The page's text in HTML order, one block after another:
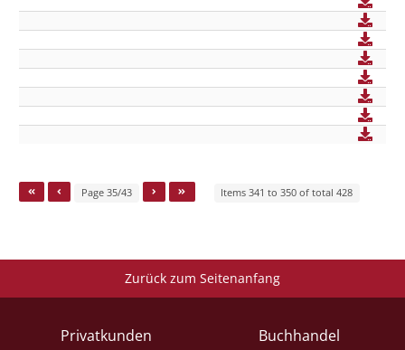
Page 35/43 Items 341 to 350 of total 428
Zurück zum Seitenanfang
Privatkunden Buchhandel